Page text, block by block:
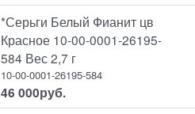
*Серьги Белый Фианит цв
Красное 10-00-0001-26195-
584 Вес 2,7 г
10-00-0001-26195-584
46 000руб.